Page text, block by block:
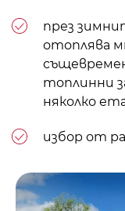
през
отоплява
топлинни
няколко
избор от